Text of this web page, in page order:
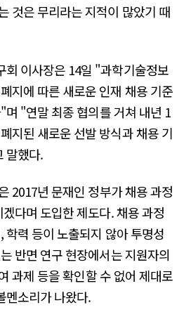
것은 무리라는 지적이 많았기 때
회 이사장은 14일 "과학기술정보
지에 따른 새로운 인재 채용 기준
"연말 최종 협의를 거쳐 내년 1
지된 새로운 선발 방식과 채용 기
말했다.
2017년 문재인 정부가 채용 과정
다며 도입한 제도다. 채용 과정
학력 등이 노출되지 않아 투명성
반면 연구 현장에서는 지원자의
과제 등을 확인할 수 없어 제대로
멘소리가 나왔다.